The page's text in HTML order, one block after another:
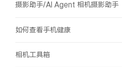
摄影助手/AI Agent 相机摄影助手
如何查看手机健康
相机工具箱